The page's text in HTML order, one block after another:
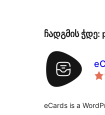
ჩადგმის ჭდე:
eCards is a